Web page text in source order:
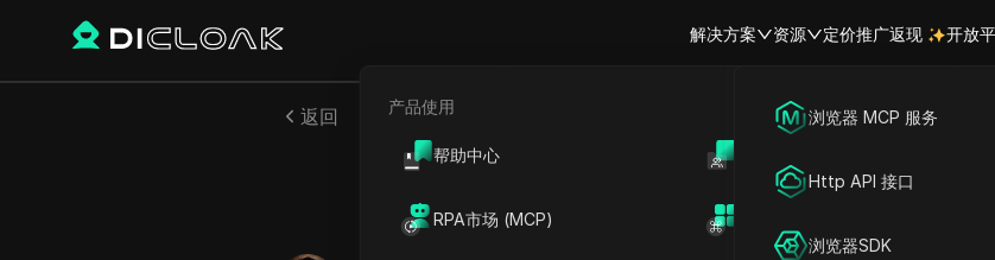
解决方案
海外社媒营销
广告投放
账号共享
资源
产品使用
帮助中心
RPA市场 (MCP)
定价推广返现 开放
浏览器 MCP 服务
Http API 接口
浏览器SDK
返回
ChatGPT 为何无法使用？原因、修
决方案